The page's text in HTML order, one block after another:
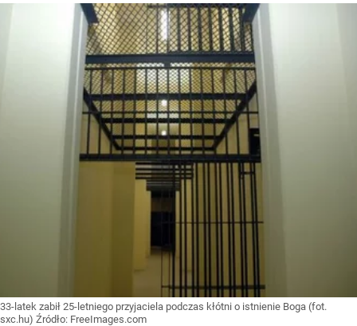
33-latek zabił 25-letniego przyjaciela podczas kłótni o istnienie Boga (fot.
sxc.hu) Źródło: FreeImages.com